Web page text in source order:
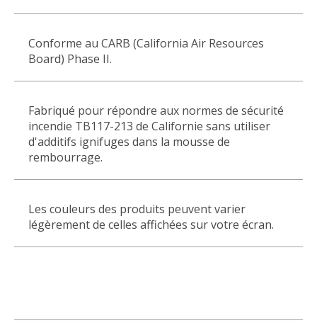
Conforme au CARB (California Air Resources
Board) Phase II.
Fabriqué pour répondre aux normes de sécurité
incendie TB117-213 de Californie sans utiliser
d'additifs ignifuges dans la mousse de
rembourrage.
Les couleurs des produits peuvent varier
légèrement de celles affichées sur votre écran.